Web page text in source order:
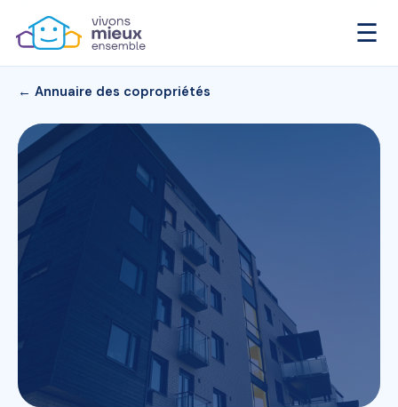
☰
← Annuaire des copropriétés